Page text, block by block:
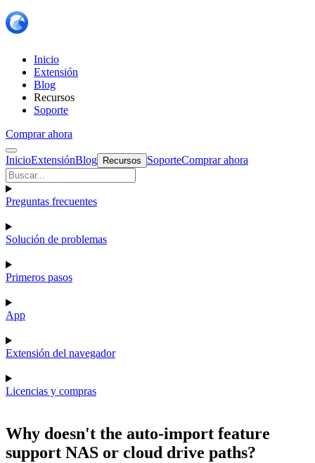
Inicio
Extensión
Blog
Recursos
Soporte
Comprar ahora
InicioExtensiónBlog Recursos SoporteComprar ahora
Preguntas frecuentes
Solución de problemas
Primeros pasos
App
Extensión del navegador
Licencias y compras
Why doesn't the auto-import feature
support NAS or cloud drive paths?